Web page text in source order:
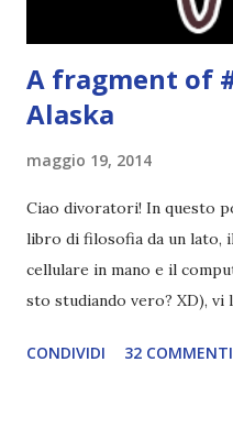
A fragment of
Alaska
maggio 19, 2014
Ciao divoratori! In questo
libro di filosofia da un lato,
cellulare in mano e il
sto studiando vero? XD),
costante nelle rubriche.
CONDIVIDI 32 COMMENTI